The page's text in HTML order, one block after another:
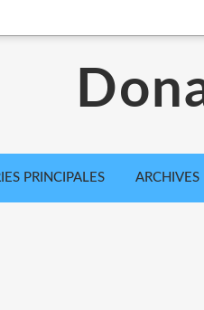
PRINCIPALES ARCHIVES